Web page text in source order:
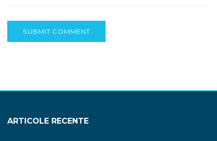
SUBMIT COMMENT
ARTICOLE RECENTE